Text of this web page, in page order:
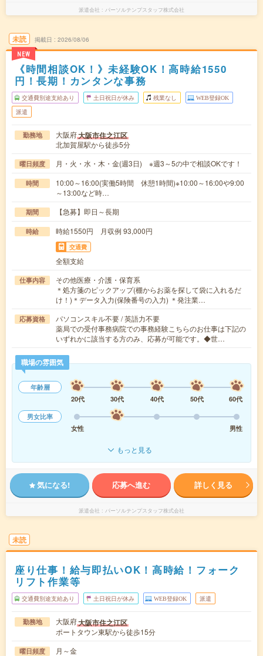
派遣会社 パーソルテンプスタッフ株式会社
未読
NEW
掲載日 2026/08/06
《時間相談OK！》未経験OK！高時給1550
円！長期！カンタンな事務
交通費別途支給あり 土日祝日が休み 残業なし WEB登録OK
派遣
勤務地 大阪府大阪市住之江区
北加賀屋駅から徒歩5分
曜日頻度 月・火・水・木・金(週3日) ※週3～5の中で相談OKです！
時間
10:00～16:00(実働5時間 休憩1時間)※10:00～16:00や9:00
～13:00など時…
期間 【急募】即日～長期
時給 時給1550円 月収例 93,000円
交通費
全額支給
仕事内容
その他医療・介護・保育系
＊処方箋のピックアップ(棚からお薬を探して袋に入れるだ
け！)＊データ入力(保険番号の入力) ＊発注業…
応募資格
パソコンスキル不要 / 英語力不要
薬局での受付事務病院での事務経験こちらのお仕事は下記の
いずれかに該当する方のみ、応募が可能です。◆世…
職場の雰囲気
年齢層
20代
30代 40代 50代
60代
男女比率
女性
男性
もっと見る
気になる! 応募へ進む 詳しく見る
派遣会社 パーソルテンプスタッフ株式会社
未読
座り仕事！給与即払いOK！高時給！フォーク
リフト作業等
交通費別途支給あり 土日祝日が休み WEB登録OK 派遣
勤務地 大阪府大阪市住之江区
ポートタウン東駅から徒歩15分
曜日頻度 月～金